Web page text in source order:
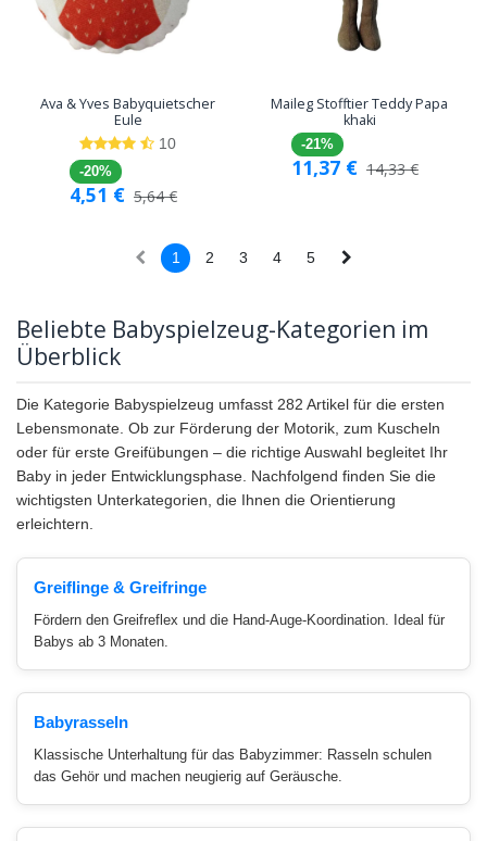
Ava & Yves Babyquietscher
Eule
10
-20%
4,51 € 5,64€
Maileg Stofftier Teddy Papa
khaki
-21%
11,37 € 14,33€
1 2 3 4 5
Beliebte Babyspielzeug-Kategorien im
Überblick
Die Kategorie Babyspielzeug umfasst 282 Artikel für die ersten
Lebensmonate. Ob zur Förderung der Motorik, zum Kuscheln
oder für erste Greifübungen – die richtige Auswahl begleitet Ihr
Baby in jeder Entwicklungsphase. Nachfolgend finden Sie die
wichtigsten Unterkategorien, die Ihnen die Orientierung
erleichtern.
Greiflinge & Greifringe
Fördern den Greifreflex und die Hand-Auge-Koordination. Ideal für
Babys ab 3 Monaten.
Babyrasseln
Klassische Unterhaltung für das Babyzimmer: Rasseln schulen
das Gehör und machen neugierig auf Geräusche.